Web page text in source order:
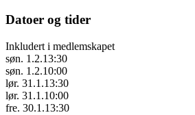
Datoer og tider
Inkludert i medlemskapet
søn. 1.2.13:30
søn. 1.2.10:00
lør. 31.1.13:30
lør. 31.1.10:00
fre. 30.1.13:30